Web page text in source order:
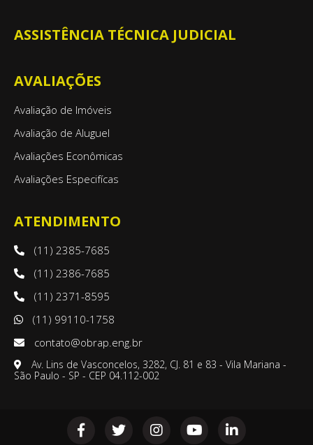
ASSISTÊNCIA TÉCNICA JUDICIAL
AVALIAÇÕES
Avaliação de Imóveis
Avaliação de Aluguel
Avaliações Econômicas
Avaliações Especifícas
ATENDIMENTO
(11) 2385-7685
(11) 2386-7685
(11) 2371-8595
(11) 99110-1758
contato@obrap.eng.br
Av. Lins de Vasconcelos, 3282, CJ. 81 e 83 - Vila Mariana -
São Paulo - SP - CEP 04.112-002